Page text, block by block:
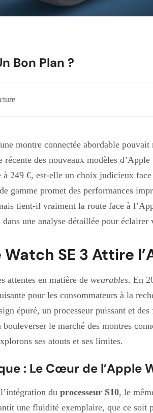
Bon Plan ?
montre connectée abordable
récente des nouveaux modèles
à 249 €, est-elle un choix judicieux
gamme promet des performances
tient-il vraiment la route face à
une analyse détaillée pour éclairer
Watch SE 3 Attire
attentes en matière de wearables. En
pour les consommateurs à la
épuré, un processeur puissant et
le marché des montres
ses atouts et ses limites.
: Le Cœur de l’Apple
du processeur S10, le
une fluidité exemplaire, que ce soit